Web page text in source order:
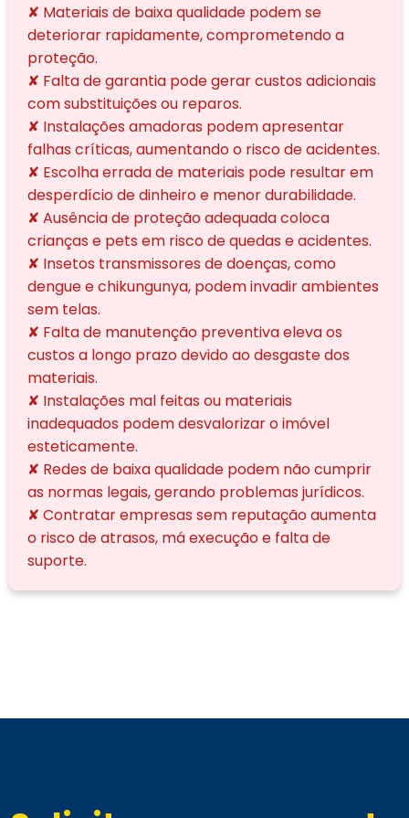
✘ Materiais de baixa qualidade podem se
deteriorar rapidamente, comprometendo a
proteção.
✘ Falta de garantia pode gerar custos adicionais
com substituições ou reparos.
✘ Instalações amadoras podem apresentar
falhas críticas, aumentando o risco de acidentes.
✘ Escolha errada de materiais pode resultar em
desperdício de dinheiro e menor durabilidade.
✘ Ausência de proteção adequada coloca
crianças e pets em risco de quedas e acidentes.
✘ Insetos transmissores de doenças, como
dengue e chikungunya, podem invadir ambientes
sem telas.
✘ Falta de manutenção preventiva eleva os
custos a longo prazo devido ao desgaste dos
materiais.
✘ Instalações mal feitas ou materiais
inadequados podem desvalorizar o imóvel
esteticamente.
✘ Redes de baixa qualidade podem não cumprir
as normas legais, gerando problemas jurídicos.
✘ Contratar empresas sem reputação aumenta
o risco de atrasos, má execução e falta de
suporte.